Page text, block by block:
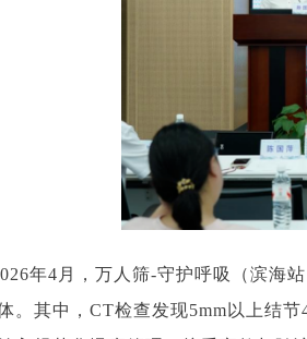
年4月，万人筛-守护呼吸（滨海
。其中，CT检查发现5mm以上结